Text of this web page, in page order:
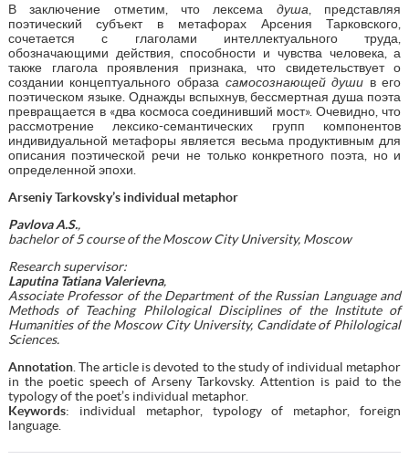
В заключение отметим, что лексема душа , представляя
поэтический субъект в метафорах Арсения Тарковского,
сочетается с глаголами интеллектуального труда,
обозначающими действия, способности и чувства человека, а
также глагола проявления признака, что свидетельствует о
создании концептуального образа самосознающей души в его
поэтическом языке. Однажды вспыхнув, бессмертная душа поэта
превращается в «два космоса соединивший мост». Очевидно, что
рассмотрение лексико-семантических групп компонентов
индивидуальной метафоры является весьма продуктивным для
описания поэтической речи не только конкретного поэта, но и
определенной эпохи.
Arseniy Tarkovsky’s individual metaphor
Pavlova A.S.,
bachelor of 5 course of the Moscow City University, Moscow
Research supervisor:
Laputina Tatiana Valerievna,
Associate Professor of the Department of the Russian Language and
Methods of Teaching Philological Disciplines of the Institute of
Humanities of the Moscow City University, Candidate of Philological
Sciences.
Annotation. The article is devoted to the study of individual metaphor
in the poetic speech of Arseny Tarkovsky. Attention is paid to the
typology of the poet’s individual metaphor.
Keywords: individual metaphor, typology of metaphor, foreign
language.